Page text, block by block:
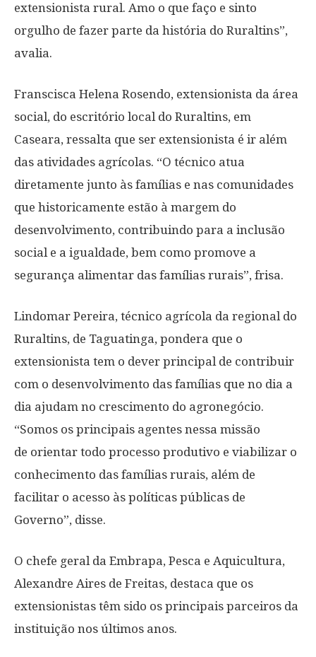
extensionista rural. Amo o que faço e sinto
orgulho de fazer parte da história do Ruraltins”,
avalia.
Franscisca Helena Rosendo, extensionista da área
social, do escritório local do Ruraltins, em
Caseara, ressalta que ser extensionista é ir além
das atividades agrícolas. “O técnico atua
diretamente junto às famílias e nas comunidades
que historicamente estão à margem do
desenvolvimento, contribuindo para a inclusão
social e a igualdade, bem como promove a
segurança alimentar das famílias rurais”, frisa.
Lindomar Pereira, técnico agrícola da regional do
Ruraltins, de Taguatinga, pondera que o
extensionista tem o dever principal de contribuir
com o desenvolvimento das famílias que no dia a
dia ajudam no crescimento do agronegócio.
“Somos os principais agentes nessa missão
de orientar todo processo produtivo e viabilizar o
conhecimento das famílias rurais, além de
facilitar o acesso às políticas públicas de
Governo”, disse.
O chefe geral da Embrapa, Pesca e Aquicultura,
Alexandre Aires de Freitas, destaca que os
extensionistas têm sido os principais parceiros da
instituição nos últimos anos.